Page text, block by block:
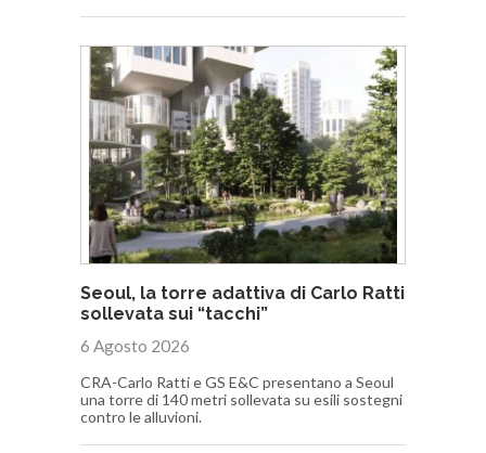
Seoul, la torre adattiva di Carlo Ratti
sollevata sui “tacchi”
6 Agosto 2026
CRA-Carlo Ratti e GS E&C presentano a Seoul
una torre di 140 metri sollevata su esili sostegni
contro le alluvioni.